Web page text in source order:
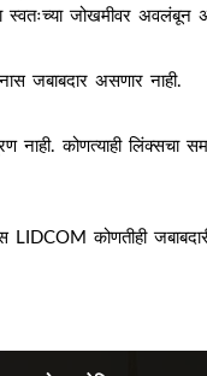
स्वतःच्या जोखमीवर अवलंबून
जबाबदार असणार नाही.
नाही. कोणत्याही लिंक्सचा
LIDCOM कोणतीही